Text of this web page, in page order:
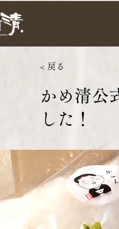
< 戻る
かめ清公
した！